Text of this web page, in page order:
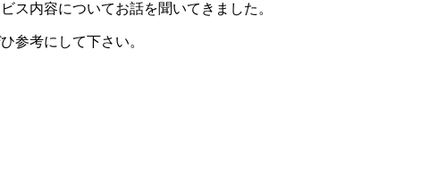
ス内容についてお話を聞いてきました 。
参考にして下さい。